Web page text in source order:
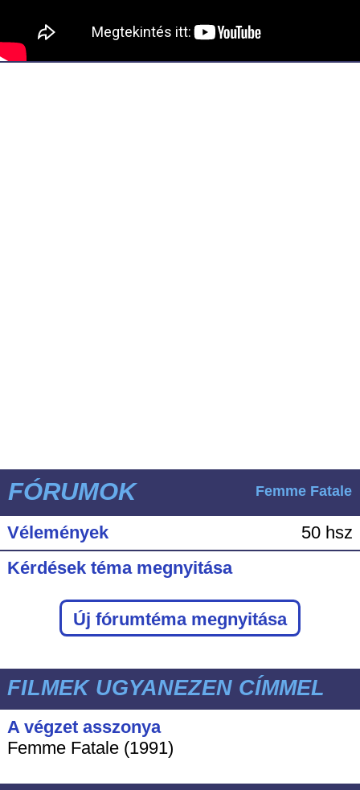
FÓRUMOK Femme Fatale
Vélemények
50 hsz
Kérdések téma megnyitása
Új fórumtéma megnyitása
FILMEK UGYANEZEN CÍMMEL
A végzet asszonya
Femme Fatale (1991)